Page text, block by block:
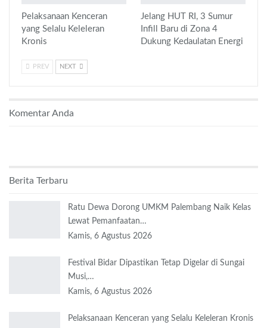
Pelaksanaan Kenceran
yang Selalu Keleleran
Kronis
Jelang HUT RI, 3 Sumur
Infill Baru di Zona 4
Dukung Kedaulatan Energi
PREV NEXT
Komentar Anda
Berita Terbaru
Ratu Dewa Dorong UMKM Palembang Naik Kelas
Lewat Pemanfaatan…
Kamis, 6 Agustus 2026
Festival Bidar Dipastikan Tetap Digelar di Sungai
Musi,…
Kamis, 6 Agustus 2026
Pelaksanaan Kenceran yang Selalu Keleleran Kronis